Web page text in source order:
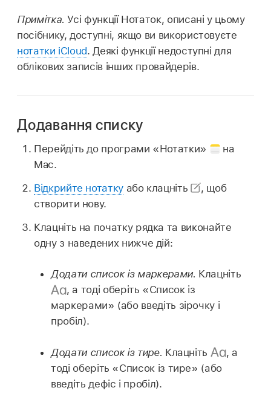
Примітка.Усі функції Нотаток, описані у цьому
посібнику, доступні, якщо ви використовуєте
нотатки iCloud. Деякі функції недоступні для
облікових записів інших провайдерів.
Додавання списку
Перейдіть до програми «Нотатки»
на
Mac.
Відкрийте нотаткуабо клацніть , щоб
створити нову.
Клацніть на початку рядка та виконайте
одну з наведених нижче дій:
Додати список із маркерами. Клацніть
, а тоді оберіть «Список із
маркерами» (або введіть зірочку і
пробіл).
Додати список із тире. Клацніть , а
тоді оберіть «Список із тире» (або
введіть дефіс і пробіл).